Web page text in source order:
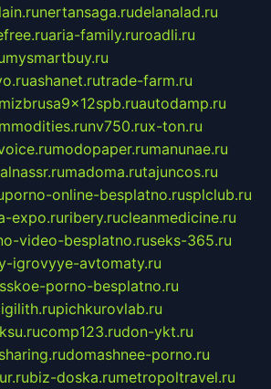
nertansaga.rudelanalad.ru
aria-family.ruroadli.ru
mysmartbuy.ru
ashanet.rutrade-farm.ru
autodamp.ru
nv750.rux-ton.ru
modopaper.rumanunae.ru
madoma.rutajuncos.ru
porno-online-besplatno.rusplclub.ru
expo.ruribery.rucleanmedicine.ru
video-besplatno.ruseks-365.ru
igrovyye-avtomaty.ru
porno-besplatno.ru
pichkurovlab.ru
comp123.rudon-ykt.ru
domashnee-porno.ru
biz-doska.rumetropoltravel.ru